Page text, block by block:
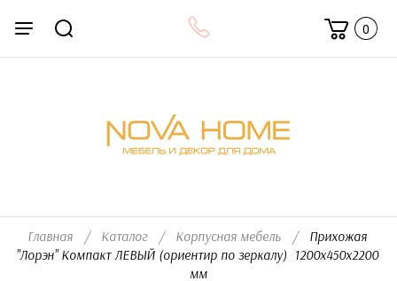
0
Главная / Каталог / Корпусная мебель /
  Прихожая
"Лорэн" Компакт ЛЕВЫЙ (ориентир по зеркалу)  1200х450х2200
мм